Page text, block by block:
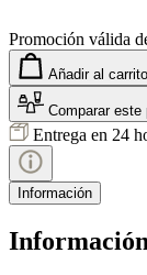
Promoción válida
Añadir al carrito
Comparar este
Entrega en 24
Información
Información